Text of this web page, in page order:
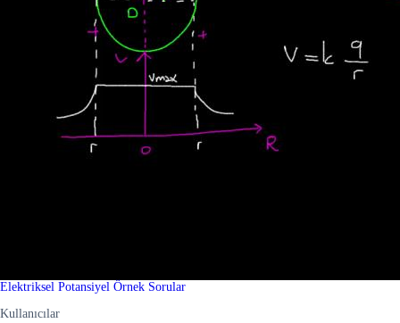
Elektriksel Potansiyel Örnek Sorular
Kullanıcılar